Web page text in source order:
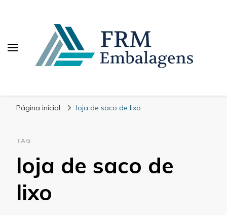
Página inicial loja de saco de lixo
TAG
loja de saco de
lixo